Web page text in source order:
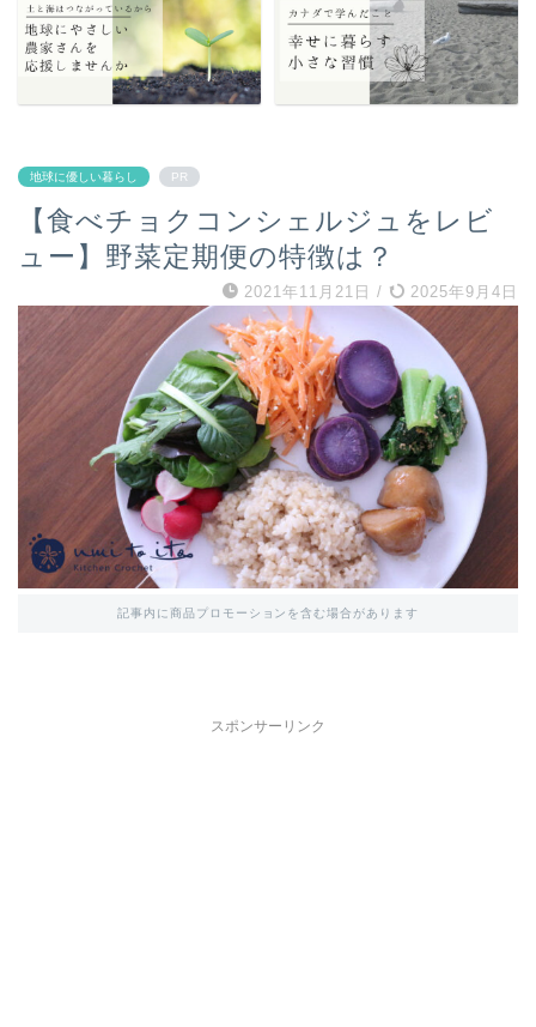
地球に優しい暮らし PR
【食べチョクコンシェルジュをレビ
ュー】野菜定期便の特徴は？
2021年11月21日 / 2025年9月4日
記事内に商品プロモーションを含む場合があります
スポンサーリンク